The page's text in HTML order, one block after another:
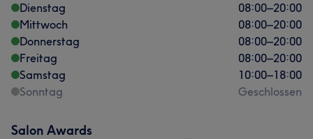
Dienstag
08:00–20:00
Mittwoch
08:00–20:00
Donnerstag
08:00–20:00
Freitag
08:00–20:00
Samstag
10:00–18:00
Sonntag
Geschlossen
Salon Awards